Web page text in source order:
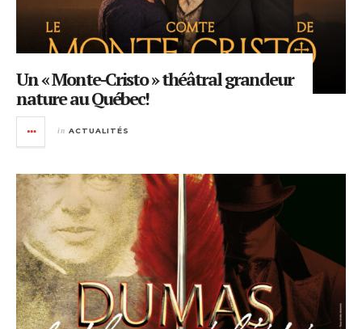
Un « Monte-Cristo » théâtral grandeur
nature au Québec!
in ACTUALITÉS